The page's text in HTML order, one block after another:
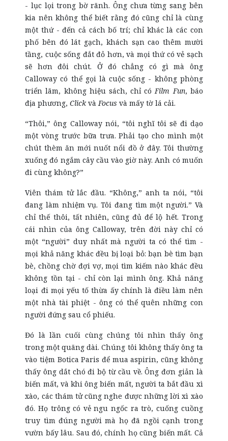
- lục lọi trong bờ rãnh. Ông chưa từng sang bên
kia nên không thể biết rằng đó cũng chỉ là cùng
một thứ - đến cả cách bố trí; chỉ khác là các con
phố bên đó lát gạch, khách sạn cao thêm mười
tầng, cuộc sống đắt đỏ hơn, và mọi thứ có vẻ sạch
sẽ hơn đôi chút. Ở đó chẳng có gì mà ông
Calloway có thể gọi là cuộc sống - không phòng
triển lãm, không hiệu sách, chỉ cóFilm Fun, báo
địa phương,ClickvàFocus và mấy tờ lá cải.
“Thôi,” ông Calloway nói, “tôi nghĩ tôi sẽ đi dạo
một vòng trước bữa trưa. Phải tạo cho mình một
chút thèm ăn mới nuốt nổi đồ ở đây. Tôi thường
xuống đó ngắm cây cầu vào giờ này. Anh có muốn
đi cùng không?”
Viên thám tử lắc đầu. “Không,” anh ta nói, “tôi
đang làm nhiệm vụ. Tôi đang tìm một người.” Và
chỉ thế thôi, tất nhiên, cũng đủ để lộ hết. Trong
cái nhìn của ông Calloway, trên đời này chỉ có
một “người” duy nhất mà người ta có thể tìm -
mọi khả năng khác đều bị loại bỏ: bạn bè tìm bạn
bè, chồng chờ đợi vợ, mọi tìm kiếm nào khác đều
không tồn tại - chỉ còn lại mình ông. Khả năng
loại đi mọi yếu tố thừa ấy chính là điều làm nên
một nhà tài phiệt - ông có thể quên những con
người đứng sau cổ phiếu.
Đó là lần cuối cùng chúng tôi nhìn thấy ông
trong một quãng dài. Chúng tôi không thấy ông ta
vào tiệm Botica Paris để mua aspirin, cũng không
thấy ông dắt chó đi bộ từ cầu về. Ông đơn giản là
biến mất, và khi ông biến mất, người ta bắt đầu xì
xào, các thám tử cũng nghe được những lời xì xào
đó. Họ trông có vẻ ngu ngốc ra trò, cuống cuồng
truy tìm đúng người mà họ đã ngồi cạnh trong
vườn bấy lâu. Sau đó, chính họ cũng biến mất. Cả